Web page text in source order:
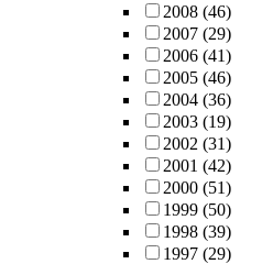
2008 (46)
2007 (29)
2006 (41)
2005 (46)
2004 (36)
2003 (19)
2002 (31)
2001 (42)
2000 (51)
1999 (50)
1998 (39)
1997 (29)